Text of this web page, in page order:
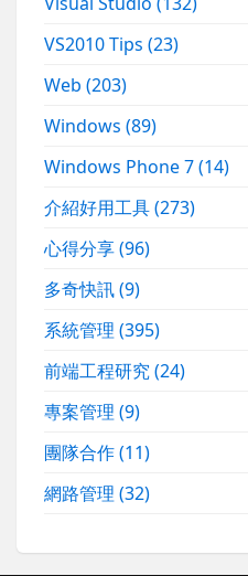
VS2010 Tips(23)
Web(203)
Windows(89)
Windows Phone 7(14)
介紹好用工具(273)
心得分享(96)
多奇快訊(9)
系統管理(395)
前端工程研究(24)
專案管理(9)
團隊合作(11)
網路管理(32)